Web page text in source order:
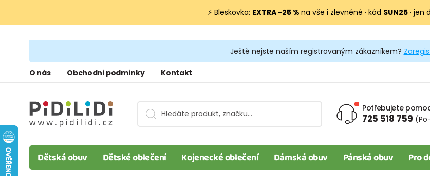
⚡ Bleskovka: EXTRA −25 % na vše i zlevněné · kód SUN25 · jen
Ještě nejste naším registrovaným zákazníkem?
O nás Obchodní podmínky Kontakt
Potřebujete
725 518 759
Dětská obuv Dětské oblečení Kojenecké oblečení Dámská obuv Pánská obuv Pro